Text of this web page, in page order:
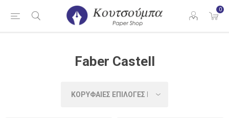
0
Faber Castell